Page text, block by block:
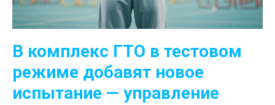
В комплекс ГТО в тестовом
режиме добавят новое
испытание — управление